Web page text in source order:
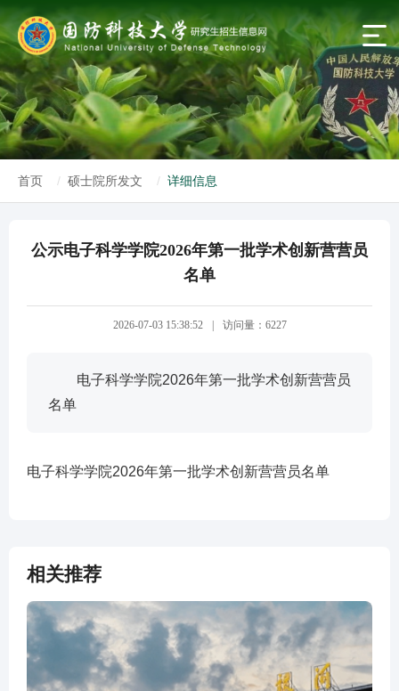
首页 硕士院所发文 详细信息
公示电子科学学院2026年第一批学术创新营营员
名单
2026-07-03 15:38:52 访问量：6227
电子科学学院2026年第一批学术创新营营员
名单
电子科学学院2026年第一批学术创新营营员名单
相关推荐